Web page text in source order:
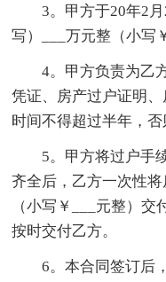
3。甲方于20年2
写）___万元整（小写
4。甲方负责为乙
凭证、房产过户证明
时间不得超过半年，否
5。甲方将过户手
齐全后，乙方一次性
（小写￥___元整）
按时交付乙方。
6。本合同签订后